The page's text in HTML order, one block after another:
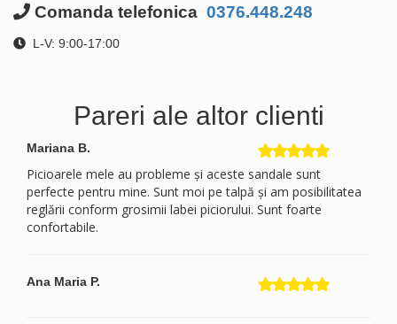
Comanda telefonica 0376.448.248
L-V: 9:00-17:00
Pareri ale altor clienti
Mariana B.
Picioarele mele au probleme și aceste sandale sunt
perfecte pentru mine. Sunt moi pe talpă și am posibilitatea
reglării conform grosimii labei piciorului. Sunt foarte
confortabile.
Ana Maria P.